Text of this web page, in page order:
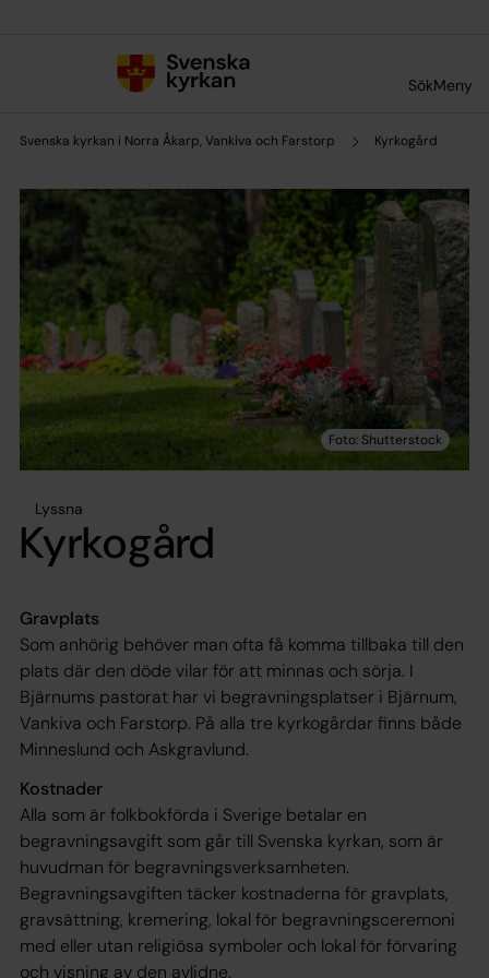
SökMeny
Svenska kyrkan i Norra Åkarp, Vankiva och Farstorp Kyrkogård
Lyssna
Kyrkogård
Gravplats
Som anhörig behöver man ofta få komma tillbaka till den
plats där den döde vilar för att minnas och sörja. I
Bjärnums pastorat har vi begravningsplatser i Bjärnum,
Vankiva och Farstorp. På alla tre kyrkogårdar finns både
Minneslund och Askgravlund.
Kostnader
Alla som är folkbokförda i Sverige betalar en
begravningsavgift som går till Svenska kyrkan, som är
huvudman för begravningsverksamheten.
Begravningsavgiften täcker kostnaderna för gravplats,
gravsättning, kremering, lokal för begravningsceremoni
med eller utan religiösa symboler och lokal för förvaring
och visning av den avlidne.